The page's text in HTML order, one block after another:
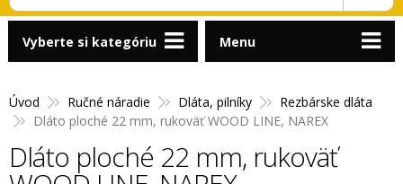
Úvod Ručné náradie Dláta, pilníky
Rezbárske dláta
Dláto ploché 22 mm, rukoväť WOOD LINE, NAREX
Dláto ploché 22 mm, rukoväť
Vyberte si kategóriu Menu